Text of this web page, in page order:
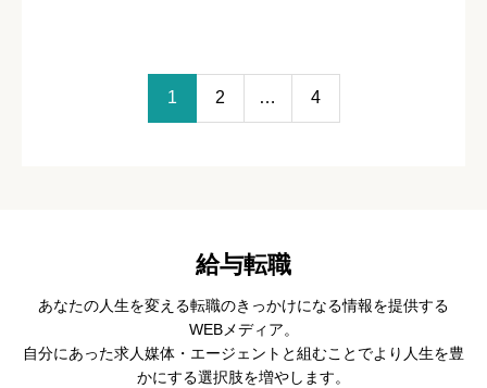
1 2 … 4
給与転職
あなたの人生を変える転職のきっかけになる情報を提供する
WEBメディア。
自分にあった求人媒体・エージェントと組むことでより人生を豊
かにする選択肢を増やします。